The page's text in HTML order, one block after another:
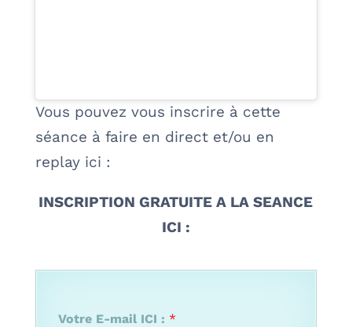
Vous pouvez vous inscrire à cette
séance à faire en direct et/ou en
replay ici :
INSCRIPTION GRATUITE A LA SEANCE
ICI :
Votre E-mail ICI : *